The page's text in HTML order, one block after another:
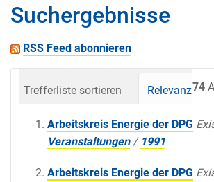
Suchergebnisse
RSS Feed abonnieren
74
Trefferliste sortieren Relevanz
Arbeitskreis Energie der DPG
Veranstaltungen / 1991
Arbeitskreis Energie der DPG